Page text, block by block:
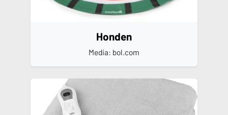
Honden
Media: bol.com